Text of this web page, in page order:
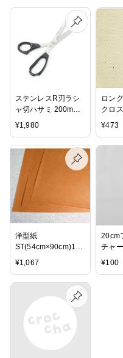
ステンレスR刃ラシ
ャ切ハサミ 200mm
｜ハサミ はさみ 鋏
布用 布 裁ちばさみ
み裁ちハサミ 布切ば
さみ 布切バサミ 布
切り ステンレス 日
本製 国産 20cm
200mm トーカイ
¥1,980
ロン
クロ
¥473
洋型紙
ST(54cm×90cm)10
番(薄手)
¥1,067
20cm
チャ
¥100